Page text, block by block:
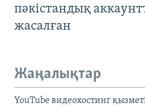
пәкістандық
жасалған
Жаңалықтар
YouTube видеохостинг